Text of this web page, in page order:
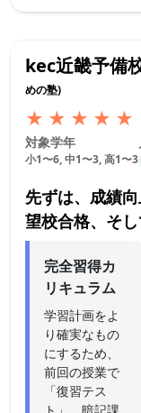
kec近畿予備
めの塾)
★ ★ ★ ★ ★
対象学年
小1〜6, 中1〜3, 高1〜3
先ずは、成績
望校合格、そし
完全習得カ
リキュラム
学習計画をよ
り確実なもの
にするため、
前回の授業で
「復習テス